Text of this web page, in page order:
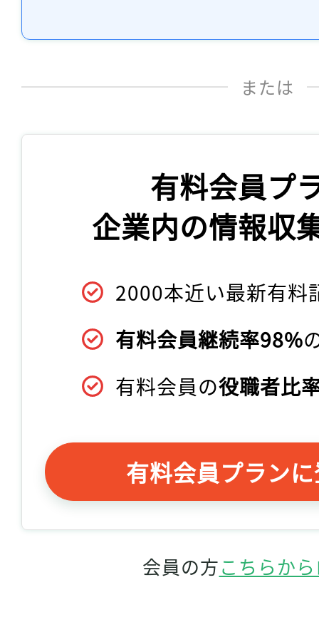
または
有料会員プ
企業内の情報収
2000本近い最新有料
有料会員継続率98%
有料会員の役職者比
有料会員プラン
会員の方こちらか